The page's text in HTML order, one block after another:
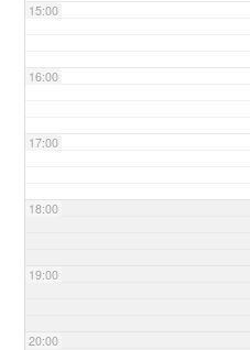
15:00
16:00
17:00
18:00
19:00
20:00